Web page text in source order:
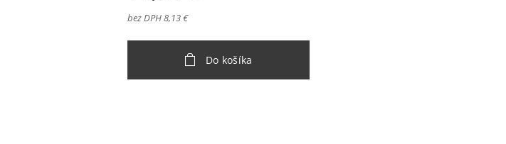
bez DPH 8,13 €
Do košíka